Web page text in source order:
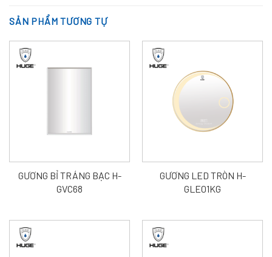
SẢN PHẨM TƯƠNG TỰ
GƯƠNG BỈ TRÁNG BẠC H-
GVC68
GƯƠNG LED TRÒN H-
GLE01KG